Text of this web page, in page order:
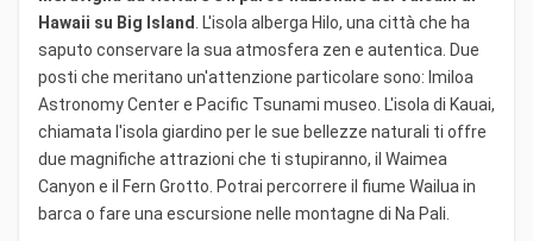
Hawaii su Big Island . L'isola alberga Hilo, una città che ha
saputo conservare la sua atmosfera zen e autentica. Due
posti che meritano un'attenzione particolare sono: Imiloa
Astronomy Center e Pacific Tsunami museo. L'isola di Kauai,
chiamata l'isola giardino per le sue bellezze naturali ti offre
due magnifiche attrazioni che ti stupiranno, il Waimea
Canyon e il Fern Grotto. Potrai percorrere il fiume Wailua in
barca o fare una escursione nelle montagne di Na Pali.